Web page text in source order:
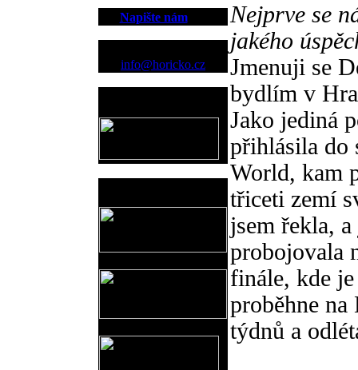
Napište nám
info@horicko.cz
Nejprve se
jakého
Jmenuji se
bydlím v
Jako jediná
přihlásila do
World, kam
třiceti zemí
jsem řekla,
probojovala
finále, kde
proběhne na
týdnů a